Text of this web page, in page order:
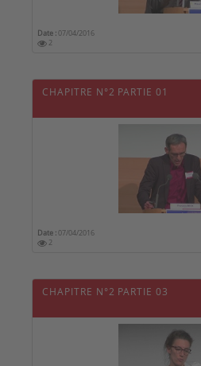
Date :07/04/2016
2
CHAPITRE N°2 PARTIE 01
Date :07/04/2016
2
CHAPITRE N°2 PARTIE 03